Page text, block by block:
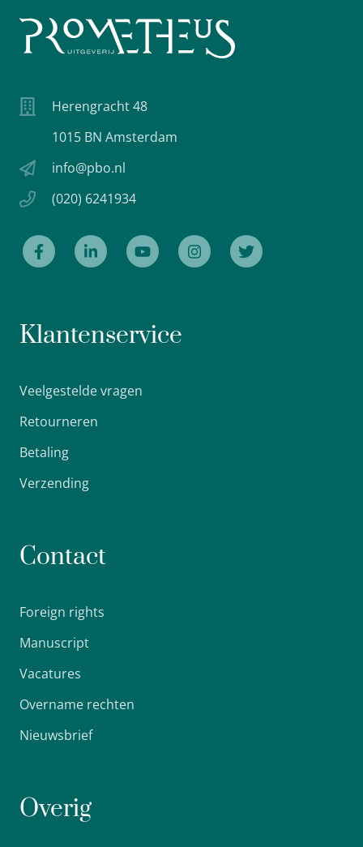
Herengracht 48
1015 BN Amsterdam
info@pbo.nl
(020) 6241934
Klantenservice
Veelgestelde vragen
Retourneren
Betaling
Verzending
Contact
Foreign rights
Manuscript
Vacatures
Overname rechten
Nieuwsbrief
Overig